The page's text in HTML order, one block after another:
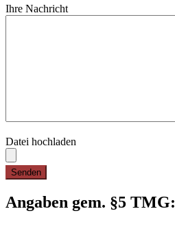
Ihre Nachricht
Datei hochladen
Angaben gem. §5 TMG: